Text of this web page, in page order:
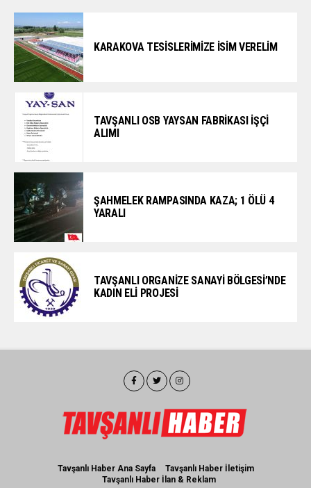
KARAKOVA TESİSLERİMİZE İSİM VERELİM
TAVŞANLI OSB YAYSAN FABRİKASI İŞÇİ
ALIMI
ŞAHMELEK RAMPASINDA KAZA; 1 ÖLÜ 4
YARALI
TAVŞANLI ORGANİZE SANAYİ BÖLGESİ’NDE
KADIN ELİ PROJESİ
Tavşanlı Haber Ana Sayfa
Tavşanlı Haber İletişim
Tavşanlı Haber İlan & Reklam